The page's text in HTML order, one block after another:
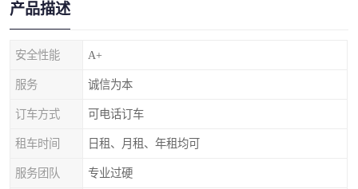
产品描述
安全性能 A+
服务 诚信为本
订车方式 可电话订车
租车时间 日租、月租、年租均可
服务团队 专业过硬